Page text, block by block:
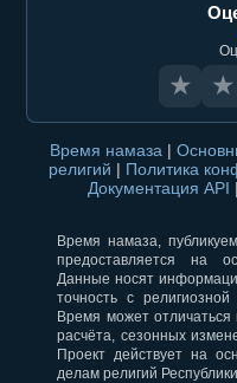
★ ★
Время намаза |
религий | Политика
Документация API |
Время намаза,
предоставляется на
Данные носят
точность с
Время может отличаться
расчёта, сезонных
Проект действует на
делам религий